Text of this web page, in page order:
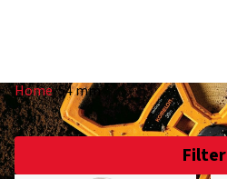
Home/54 mm
Filter